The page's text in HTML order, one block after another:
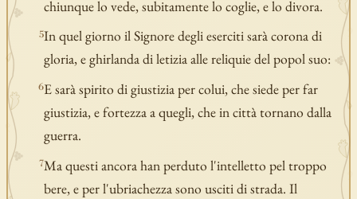
chiunque lo vede, subitamente lo coglie, e lo divora.
5In quel giorno il Signore degli eserciti sarà corona di
gloria, e ghirlanda di letizia alle reliquie del popol suo:
6E sarà spirito di giustizia per colui, che siede per far
giustizia, e fortezza a quegli, che in città tornano dalla
guerra.
7Ma questi ancora han perduto l'intelletto pel troppo
bere, e per l'ubriachezza sono usciti di strada. Il